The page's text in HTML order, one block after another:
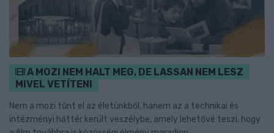
A MOZI NEM HALT MEG, DE LASSAN NEM LESZ
MIVEL VETÍTENI
Nem a mozi tűnt el az életünkből, hanem az a technikai és
intézményi háttér került veszélybe, amely lehetővé teszi, hogy